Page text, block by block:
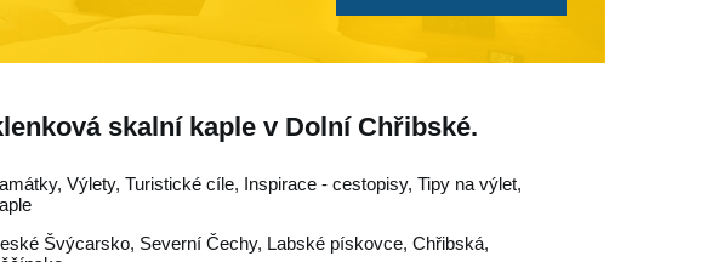
skalní kaple v Dolní Chřibské.
Výlety, Turistické cíle, Inspirace - cestopisy, Tipy na výlet,
Švýcarsko, Severní Čechy, Labské pískovce, Chřibská,